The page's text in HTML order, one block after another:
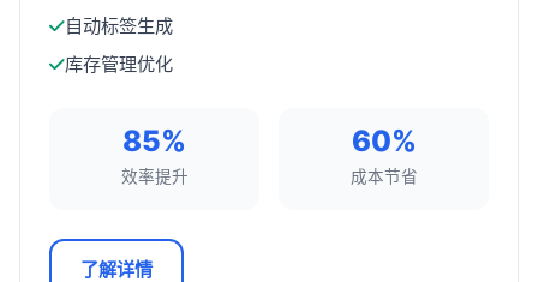
自动标签生成
库存管理优化
85%
效率提升
60%
成本节省
了解详情